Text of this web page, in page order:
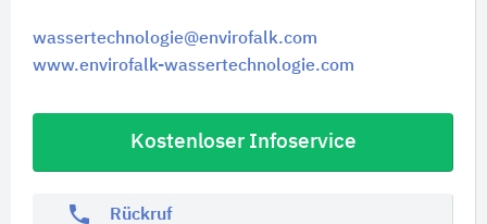
wassertechnologie@envirofalk.com
www.envirofalk-wassertechnologie.com
Kostenloser Infoservice
phone Rückruf